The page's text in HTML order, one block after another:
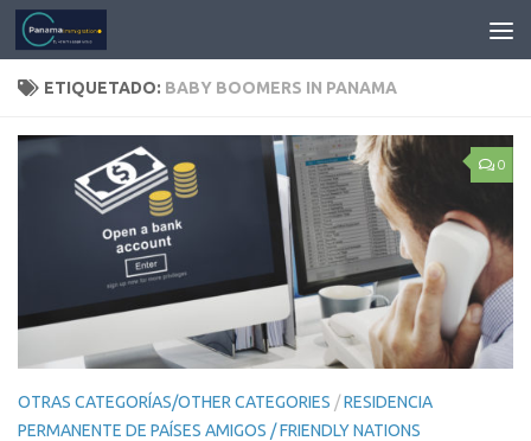
ETIQUETADO: BABY BOOMERS IN PANAMA
0
OTRAS CATEGORÍAS/OTHER CATEGORIES /RESIDENCIA
PERMANENTE DE PAÍSES AMIGOS / FRIENDLY NATIONS